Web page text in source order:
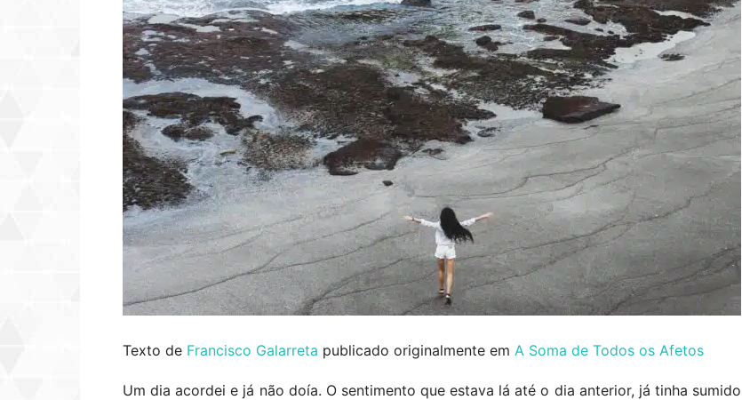
Texto de Francisco Galarreta publicado originalmente em A Soma de Todos os Afetos
Um dia acordei e já não doía. O sentimento que estava lá até o dia anterior, já tinha sumido